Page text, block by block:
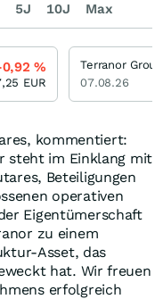
kommentiert:
steht im Einklang mit
Beteiligungen
operativen
Eigentümerschaft
zu einem
Asset, das
hat. Wir freuen
erfolgreich
5J 10J Max
%
EUR
Terranor
07.08.26